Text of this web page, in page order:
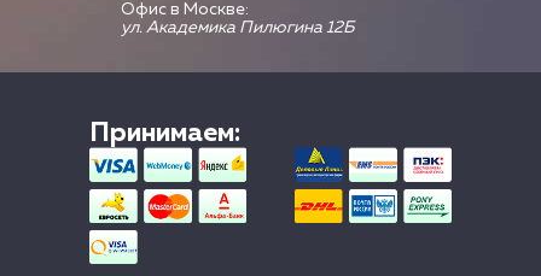
Офис в Москве:
ул. Академика Пилюгина 12Б
Принимаем: